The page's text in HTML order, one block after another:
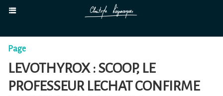
Page
LEVOTHYROX : SCOOP, LE
PROFESSEUR LECHAT CONFIRME